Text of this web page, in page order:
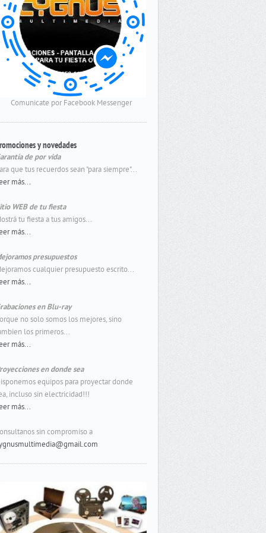
Comunicate por Facebook Messenger
y novedades
de por vida
que tus recuerdos sean "para siempre"...
más...
WEB de tu fiesta
tu fiesta a tus amigos...
más...
presupuestos
cualquier presupuesto escrito...
más...
en Blu-ray
no solo somos los mejores, sino
los primeros...
más...
en donde sea
equipos para proyectar donde
incluso sin electricidad!!!
más...
sin compromiso a